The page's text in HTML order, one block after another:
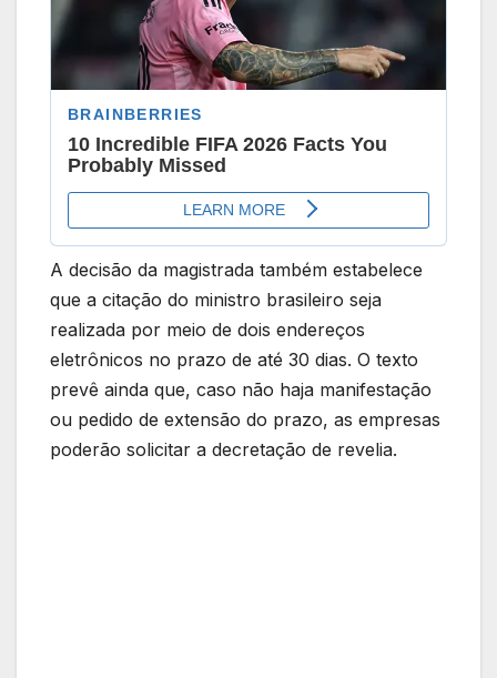
A decisão da magistrada também estabelece
que a citação do ministro brasileiro seja
realizada por meio de dois endereços
eletrônicos no prazo de até 30 dias. O texto
prevê ainda que, caso não haja manifestação
ou pedido de extensão do prazo, as empresas
poderão solicitar a decretação de revelia.